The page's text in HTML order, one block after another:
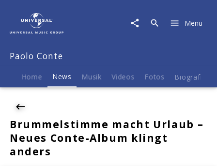
News
Brummelstimme
Urlaub
–
Conte-
klingt
anders
Menu
Paolo Conte
Home News Musik Videos Fotos Biografie
Brummelstimme macht Urlaub –
Neues Conte-Album klingt
anders